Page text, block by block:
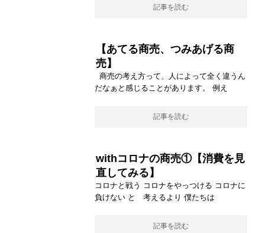
記事を読む
【あてる商売、つみあげる商
売】
商売の考え方って、人によって全く違うん
だなぁと感じることがあります。 例え
記事を読む
withコロナの商売①【消費を見
直してみる】
コロナと戦う コロナをやっつける コロナに
負けない と 考えるより 僕たちは
記事を読む